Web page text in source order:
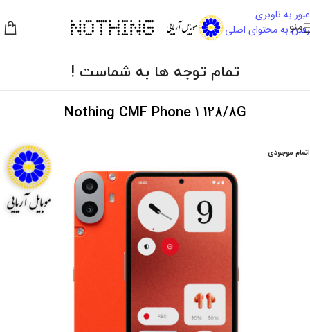
عبور به ناوبری
رفتن به محتوای اصلی
منو
تمام توجه ها به شماست !
Nothing CMF Phone 1 128/8G
اتمام موجودی